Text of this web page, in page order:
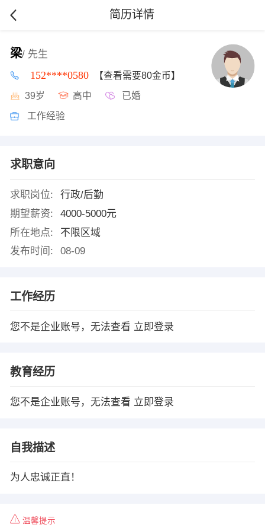
简历详情
梁/ 先生
152****0580 【查看需要80金币】
39岁 高中 已婚
工作经验
求职意向
求职岗位:
行政/后勤
期望薪资:
4000-5000元
所在地点:
不限区域
发布时间:
08-09
工作经历
您不是企业账号，无法查看 立即登录
教育经历
您不是企业账号，无法查看 立即登录
自我描述
为人忠诚正直！
温馨提示